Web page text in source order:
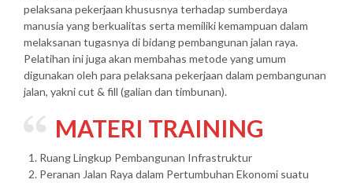
pelaksana pekerjaan khususnya terhadap sumberdaya
manusia yang berkualitas serta memiliki kemampuan dalam
melaksanan tugasnya di bidang pembangunan jalan raya.
Pelatihan ini juga akan membahas metode yang umum
digunakan oleh para pelaksana pekerjaan dalam pembangunan
jalan, yakni cut & fill (galian dan timbunan).
MATERI TRAINING
Ruang Lingkup Pembangunan Infrastruktur
Peranan Jalan Raya dalam Pertumbuhan Ekonomi suatu